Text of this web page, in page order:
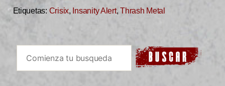
Etiquetas: Crisix, Insanity Alert,Thrash Metal